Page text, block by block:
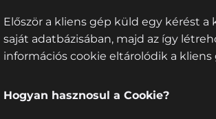
Először a kliens gép küld egy kérést a
saját adatbázisában, majd az így
információs cookie eltárolódik a kliens
Hogyan hasznosul a Cookie?